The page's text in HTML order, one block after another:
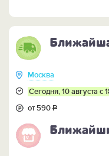
Москва
Сегодня, 10 августа с
от 590Р